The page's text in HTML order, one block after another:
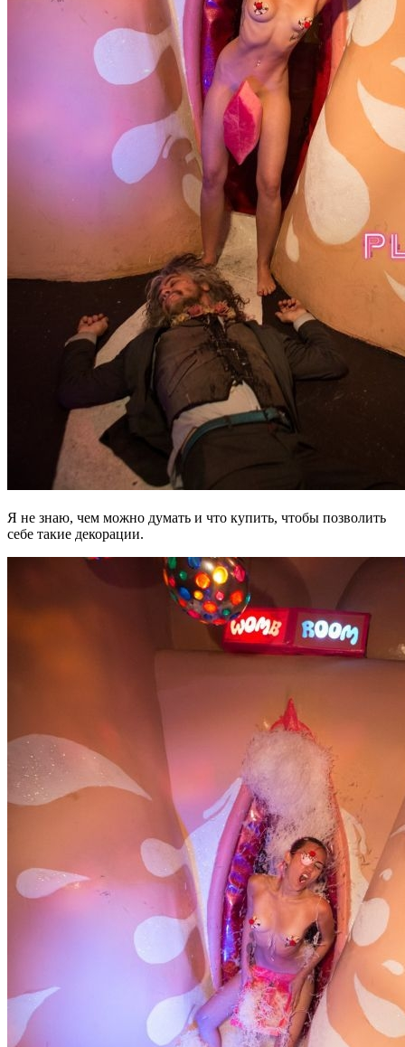
Я не знаю, чем можно думать и что купить, чтобы позволить
себе такие декорации.